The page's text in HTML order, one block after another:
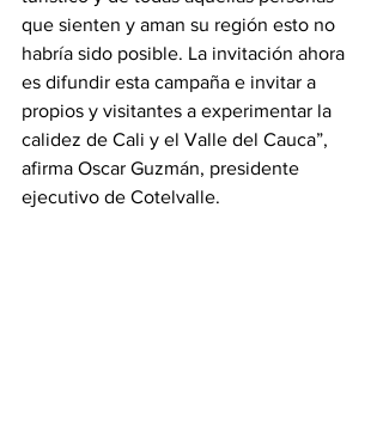
que sienten y aman su región esto no
habría sido posible. La invitación ahora
es difundir esta campaña e invitar a
propios y visitantes a experimentar la
calidez de Cali y el Valle del Cauca”,
afirma Oscar Guzmán, presidente
ejecutivo de Cotelvalle.